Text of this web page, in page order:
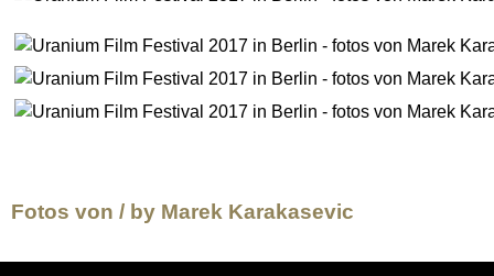
Fotos von / by Marek Karakasevic